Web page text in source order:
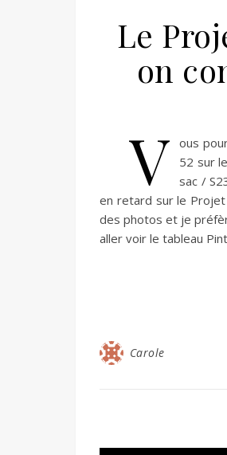
Le
on
V ous
52 sur
sac /
en retard sur le Projet
des photos et je
aller voir le tableau
Carole